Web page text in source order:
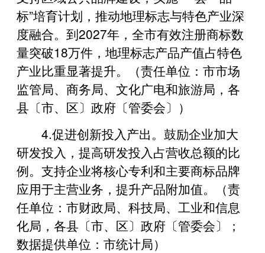
标”培育计划，推动地理标志与特色产业深
度融合。到2027年，全市有效注册商标数
量突破18万件，地理标志产品产值占特色
产业比重显著提升。（责任单位：市市场
监管局、商务局、文化广电和旅游局，各
县〔市、区〕政府〔管委会〕）
4.‌促进创新投入产出。鼓励企业加大
研发投入，提高研发投入占营收总额的比
例。支持企业将核心专利和主要商标品牌
应用于主营业务，提升产品附加值。（责
任单位：市财政局、科技局、工业和信息
化局，各县〔市、区〕政府〔管委会〕；
数据提供单位：市统计局）